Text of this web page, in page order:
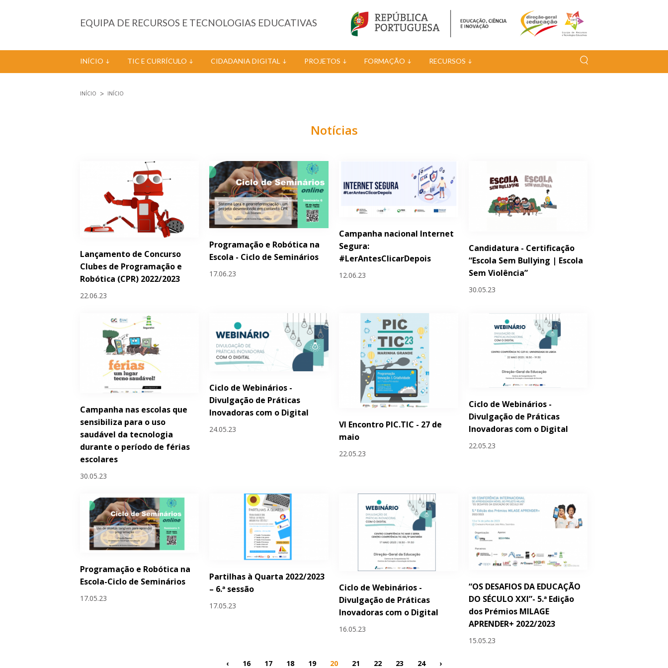
EQUIPA DE RECURSOS E TECNOLOGIAS EDUCATIVAS
INÍCIO TIC E CURRÍCULO CIDADANIA DIGITAL PROJETOS FORMAÇÃO RECURSOS
INÍCIO INÍCIO
Notícias
Lançamento de Concurso
Clubes de Programação e
Robótica (CPR) 2022/2023
22.06.23
Programação e Robótica na
Escola - Ciclo de Seminários
17.06.23
Campanha nacional Internet
Segura:
#LerAntesClicarDepois
12.06.23
Candidatura - Certificação
“Escola Sem Bullying | Escola
Sem Violência”
30.05.23
Campanha nas escolas que
sensibiliza para o uso
saudável da tecnologia
durante o período de férias
escolares
30.05.23
Ciclo de Webinários -
Divulgação de Práticas
Inovadoras com o Digital
24.05.23
VI Encontro PIC.TIC - 27 de
maio
22.05.23
Ciclo de Webinários -
Divulgação de Práticas
Inovadoras com o Digital
22.05.23
Programação e Robótica na
Escola-Ciclo de Seminários
17.05.23
Partilhas à Quarta 2022/2023
– 6.ª sessão
17.05.23
Ciclo de Webinários -
Divulgação de Práticas
Inovadoras com o Digital
16.05.23
“OS DESAFIOS DA EDUCAÇÃO
DO SÉCULO XXI”- 5.ª Edição
dos Prémios MILAGE
APRENDER+ 2022/2023
15.05.23
‹ 16 17 18 19 20 21 22 23 24 ›